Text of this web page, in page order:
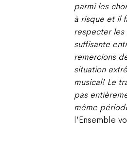
parmi les
à risque et il
respecter les
suffisante
remercions
situation
musical! Le
pas
même
l’Ensemble